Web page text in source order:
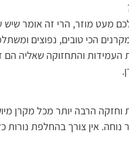
מעט מוזר, הרי זה אומר
הכי טובים, נפוצים
וחזקה הרבה יותר מכל מקרן